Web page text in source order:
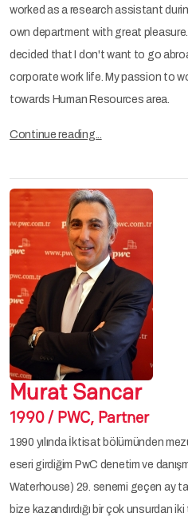
worked as a research assistant
own department with great
decided that I don't want to go
corporate work life. My passion to
towards Human Resources area.
Continue reading...
Murat Sancar
1990 / PWC, Partner
1990 yılında İktisat bölümünden
eseri girdiğim PwC denetim ve
Waterhouse) 29. senemi geçen ay
bize kazandırdığı bir çok unsurdan